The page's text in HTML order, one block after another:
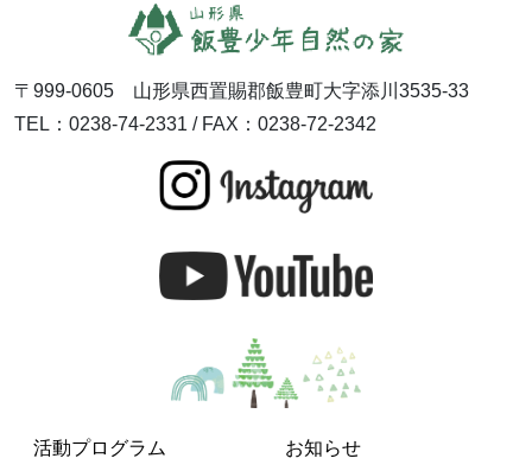
〒999-0605 山形県西置賜郡飯豊町大字添川3535-33
TEL：0238-74-2331 / FAX：0238-72-2342
活動プログラム お知らせ